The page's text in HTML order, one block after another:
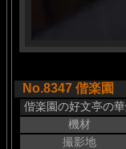
No.8347 偕楽園
偕楽園の好文亭の
機材
撮影地